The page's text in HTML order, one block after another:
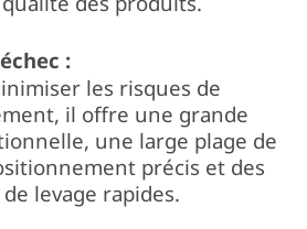
:
les risques de
il offre une grande
une large plage de
précis et des
levage rapides.